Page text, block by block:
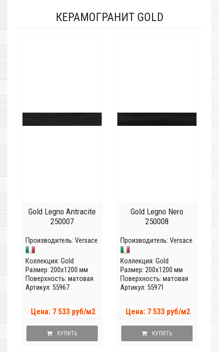
КЕРАМОГРАНИТ GOLD
Gold Legno Antracite
250007
Производитель: Versace
Коллекция: Gold
Размер: 200x1200 мм
Поверхность: матовая
Артикул: 55967
Цена: 7 533 руб/м2
КУПИТЬ
Gold Legno Nero
250008
Производитель: Versace
Коллекция: Gold
Размер: 200x1200 мм
Поверхность: матовая
Артикул: 55971
Цена: 7 533 руб/м2
КУПИТЬ